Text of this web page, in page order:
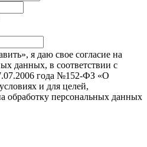
я даю свое согласие на
данных, в соответствии с
года №152-ФЗ «О
и для целей,
обработку персональных данных